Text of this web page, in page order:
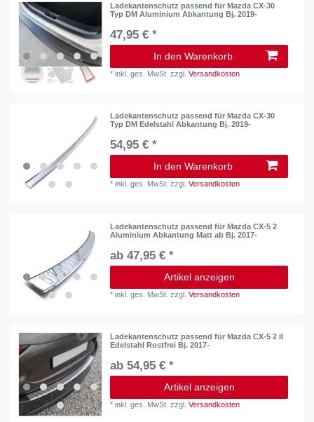
Ladekantenschutz passend für Mazda CX-30
Typ DM Aluminium Abkantung Bj. 2019-
47,95 € *
In den Warenkorb
*inkl. ges. MwSt. zzgl.Versandkosten
Ladekantenschutz passend für Mazda CX-30
Typ DM Edelstahl Abkantung Bj. 2019-
54,95 € *
In den Warenkorb
*inkl. ges. MwSt. zzgl.Versandkosten
Ladekantenschutz passend für Mazda CX-5 2
Aluminium Abkantung Matt ab Bj. 2017-
ab 47,95 € *
Artikel anzeigen
*inkl. ges. MwSt. zzgl.Versandkosten
Ladekantenschutz passend für Mazda CX-5 2 II
Edelstahl Rostfrei Bj. 2017-
ab 54,95 € *
Artikel anzeigen
*inkl. ges. MwSt. zzgl.Versandkosten